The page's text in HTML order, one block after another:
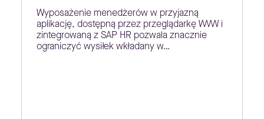
Wyposażenie menedżerów w przyjazną
aplikację, dostępną przez przeglądarkę WWW i
zintegrowaną z SAP HR pozwala znacznie
ograniczyć wysiłek wkładany w…